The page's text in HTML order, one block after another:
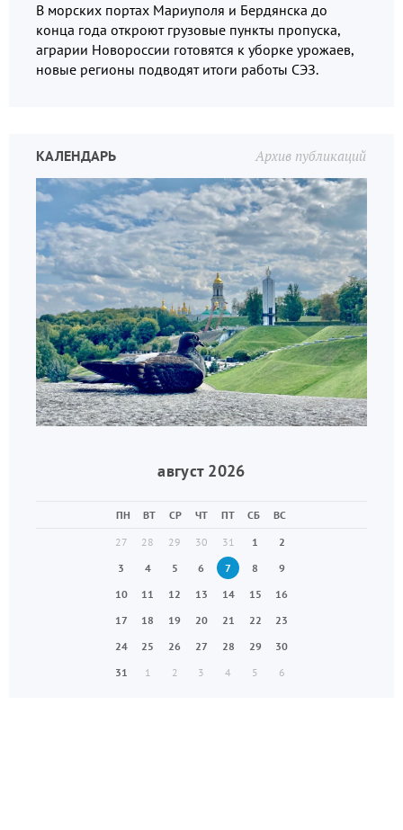
В морских портах Мариуполя и Бердянска до
конца года откроют грузовые пункты пропуска,
аграрии Новороссии готовятся к уборке урожаев,
новые регионы подводят итоги работы СЭЗ.
Архив публикаций
КАЛЕНДАРЬ
август 2026
ПН ВТ СР ЧТ ПТ СБ
ВС
27
28 29 30 31 1
2
3
4 5 6 7 8
9
10
11 12 13 14 15
16
17
18 19 20 21 22
23
24
25 26 27 28 29
30
31
1 2 3 4 5 6